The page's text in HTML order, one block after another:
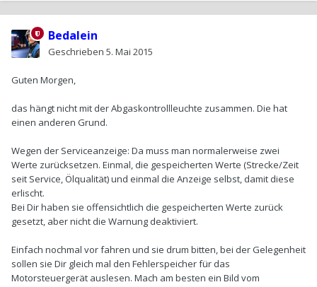
Bedalein
Geschrieben 5. Mai 2015
Guten Morgen,
das hängt nicht mit der Abgaskontrollleuchte zusammen. Die hat
einen anderen Grund.
Wegen der Serviceanzeige: Da muss man normalerweise zwei
Werte zurücksetzen. Einmal, die gespeicherten Werte (Strecke/Zeit
seit Service, Ölqualität) und einmal die Anzeige selbst, damit diese
erlischt.
Bei Dir haben sie offensichtlich die gespeicherten Werte zurück
gesetzt, aber nicht die Warnung deaktiviert.
Einfach nochmal vor fahren und sie drum bitten, bei der Gelegenheit
sollen sie Dir gleich mal den Fehlerspeicher für das
Motorsteuergerät auslesen. Mach am besten ein Bild vom